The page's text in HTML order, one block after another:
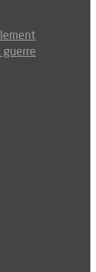
guerre